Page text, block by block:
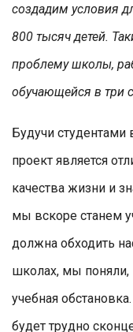
создадим условия
800 тысяч детей.
проблему школы,
обучающейся в три
Будучи студентами
проект является
качества жизни и
мы вскоре станем
должна обходить
школах, мы поняли,
учебная
будет трудно